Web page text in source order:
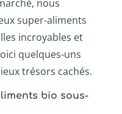
nous
super-aliments
incroyables et
quelques-uns
trésors cachés.
bio sous-